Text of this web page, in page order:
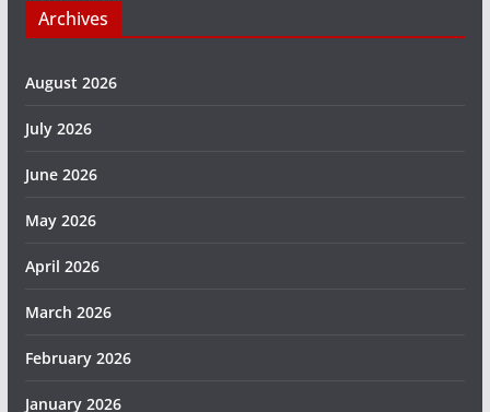
Archives
August 2026
July 2026
June 2026
May 2026
April 2026
March 2026
February 2026
January 2026